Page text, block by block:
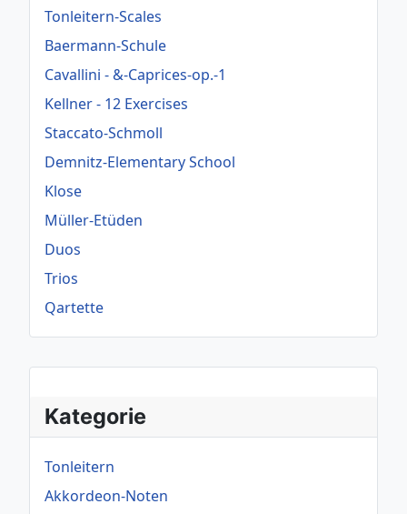
Kategorie
Tonleitern
Akkordeon-Noten
Tonleitern-Scales
Baermann-Schule
Cavallini - &-Caprices-op.-1
Kellner - 12 Exercises
Staccato-Schmoll
Demnitz-Elementary School
Klose
Müller-Etüden
Duos
Trios
Qartette